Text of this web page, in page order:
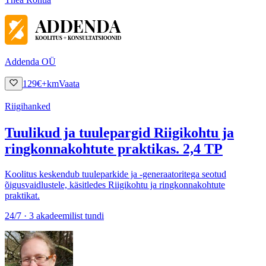
Addenda OÜ
129€+kmVaata
Riigihanked
Tuulikud ja tuulepargid Riigikohtu ja
ringkonnakohtute praktikas. 2,4 TP
Koolitus keskendub tuuleparkide ja -generaatoritega seotud
õigusvaidlustele, käsitledes Riigikohtu ja ringkonnakohtute
praktikat.
24/7 · 3 akadeemilist tundi